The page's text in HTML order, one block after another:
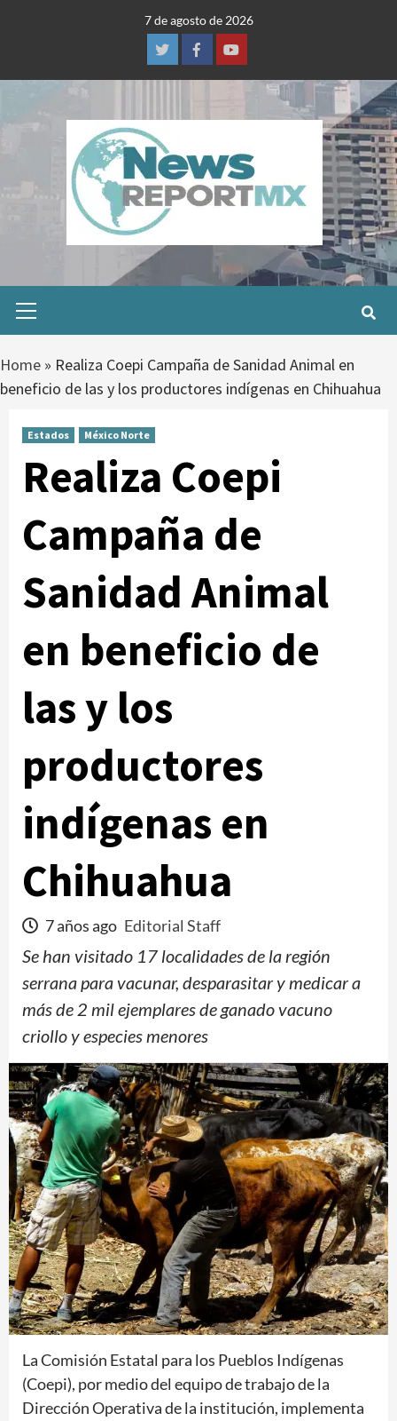
7 de agosto de 2026
TwitterFacebookYoutube
Menu
Home » Realiza Coepi Campaña de Sanidad Animal en
beneficio de las y los productores indígenas en Chihuahua
Estados México Norte
Realiza Coepi
Campaña de
Sanidad Animal
en beneficio de
las y los
productores
indígenas en
Chihuahua
7 años ago Editorial Staff
Se han visitado 17 localidades de la región
serrana para vacunar, desparasitar y medicar a
más de 2 mil ejemplares de ganado vacuno
criollo y especies menores
La Comisión Estatal para los Pueblos Indígenas
(Coepi), por medio del equipo de trabajo de la
Dirección Operativa de la institución, implementa